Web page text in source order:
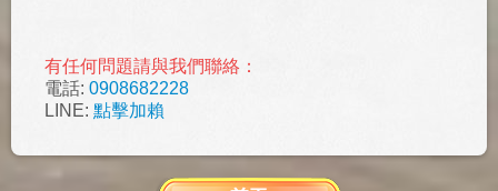
有任何問題請與我們聯絡：
電話: 0908682228
LINE: 點擊加賴